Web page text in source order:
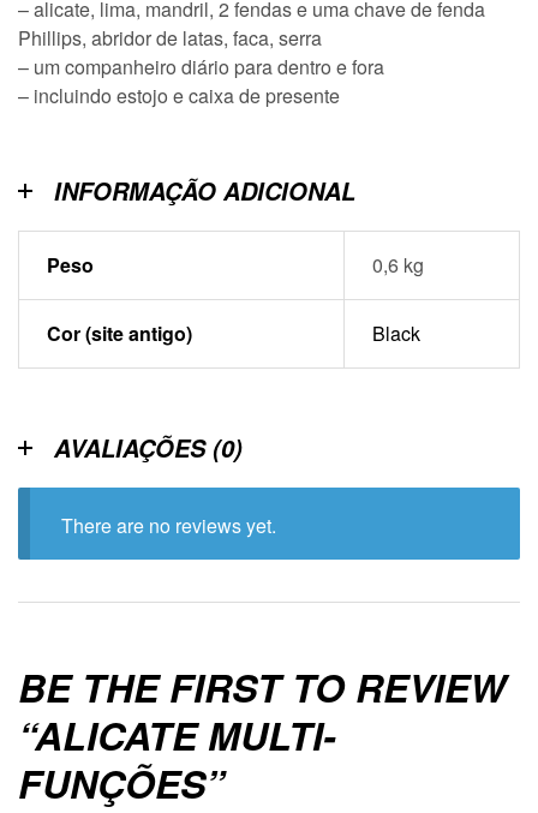
– alicate, lima, mandril, 2 fendas e uma chave de fenda
Phillips, abridor de latas, faca, serra
– um companheiro diário para dentro e fora
– incluindo estojo e caixa de presente
INFORMAÇÃO ADICIONAL
Peso 0,6 kg
Cor (site antigo) Black
AVALIAÇÕES (0)
There are no reviews yet.
BE THE FIRST TO REVIEW
“ALICATE MULTI-
FUNÇÕES”